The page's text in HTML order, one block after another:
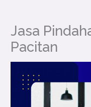
Jasa
Pacitan